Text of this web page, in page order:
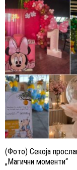
(Фото) Секоја
„Магични моменти“